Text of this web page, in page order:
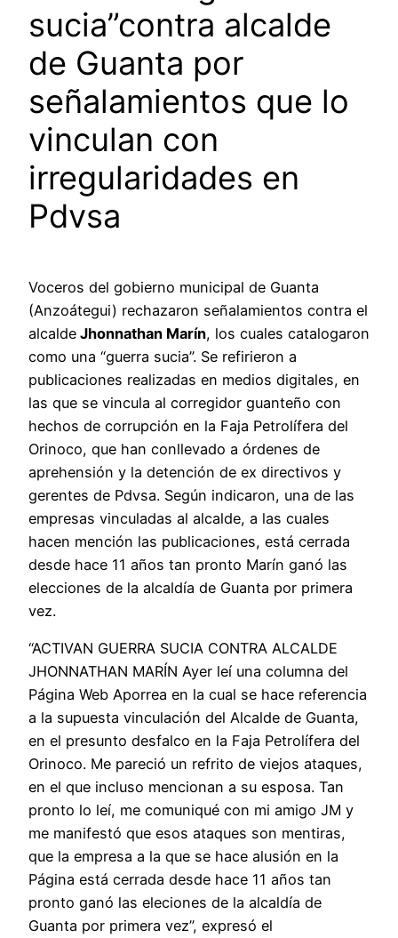
sucia”contra alcalde
de Guanta por
señalamientos que lo
vinculan con
irregularidades en
Pdvsa
Voceros del gobierno municipal de Guanta
(Anzoátegui) rechazaron señalamientos contra el
alcalde Jhonnathan Marín, los cuales catalogaron
como una “guerra sucia”. Se refirieron a
publicaciones realizadas en medios digitales, en
las que se vincula al corregidor guanteño con
hechos de corrupción en la Faja Petrolífera del
Orinoco, que han conllevado a órdenes de
aprehensión y la detención de ex directivos y
gerentes de Pdvsa. Según indicaron, una de las
empresas vinculadas al alcalde, a las cuales
hacen mención las publicaciones, está cerrada
desde hace 11 años tan pronto Marín ganó las
elecciones de la alcaldía de Guanta por primera
vez.
“ACTIVAN GUERRA SUCIA CONTRA ALCALDE
JHONNATHAN MARÍN Ayer leí una columna del
Página Web Aporrea en la cual se hace referencia
a la supuesta vinculación del Alcalde de Guanta,
en el presunto desfalco en la Faja Petrolífera del
Orinoco. Me pareció un refrito de viejos ataques,
en el que incluso mencionan a su esposa. Tan
pronto lo leí, me comuniqué con mi amigo JM y
me manifestó que esos ataques son mentiras,
que la empresa a la que se hace alusión en la
Página está cerrada desde hace 11 años tan
pronto ganó las eleciones de la alcaldía de
Guanta por primera vez”, expresó el